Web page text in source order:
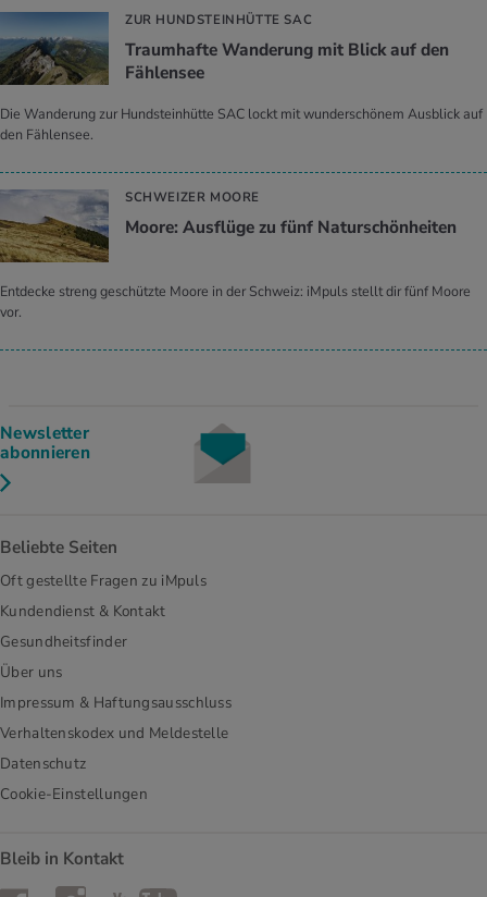
ZUR HUNDSTEINHÜTTE SAC
Traumhafte Wanderung mit Blick auf den
Fählensee
Die Wanderung zur Hundsteinhütte SAC lockt mit wunderschönem Ausblick auf
den Fählensee.
SCHWEIZER MOORE
Moore: Ausflüge zu fünf Naturschönheiten
Entdecke streng geschützte Moore in der Schweiz: iMpuls stellt dir fünf Moore
vor.
Newsletter
abonnieren
Beliebte Seiten
Oft gestellte Fragen zu iMpuls
Kundendienst & Kontakt
Gesundheitsfinder
Über uns
Impressum & Haftungsausschluss
Verhaltenskodex und Meldestelle
Datenschutz
Cookie-Einstellungen
Bleib in Kontakt